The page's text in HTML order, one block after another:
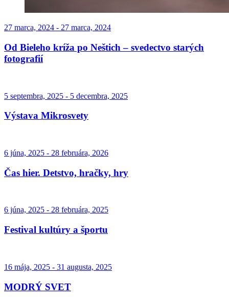
27 marca, 2024 - 27 marca, 2024
Od Bieleho kríža po Neštich – svedectvo starých
fotografií
5 septembra, 2025 - 5 decembra, 2025
Výstava Mikrosvety
6 júna, 2025 - 28 februára, 2026
Čas hier. Detstvo, hračky, hry
6 júna, 2025 - 28 februára, 2025
Festival kultúry a športu
16 mája, 2025 - 31 augusta, 2025
MODRÝ SVET